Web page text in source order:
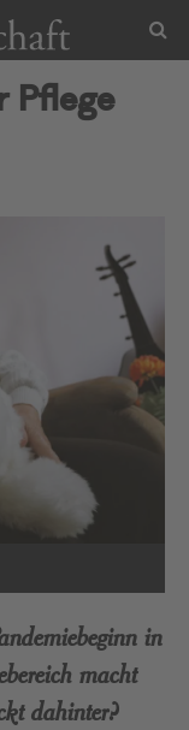
Pflege
in
macht
dahinter?